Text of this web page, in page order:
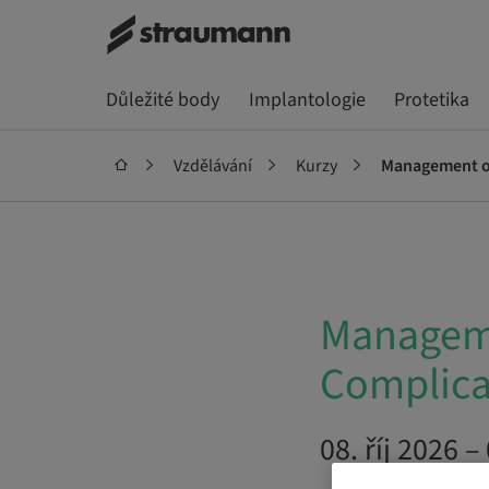
Důležité body Implantologie Protetika
Vzdělávání Kurzy Management
08. říj 2026